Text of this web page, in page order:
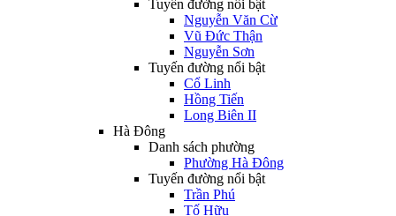
Tuyến đường nổi bật
Nguyễn Văn Cừ
Vũ Đức Thận
Nguyễn Sơn
Tuyến đường nổi bật
Cổ Linh
Hồng Tiến
Long Biên II
Hà Đông
Danh sách phường
Phường Hà Đông
Tuyến đường nổi bật
Trần Phú
Tố Hữu